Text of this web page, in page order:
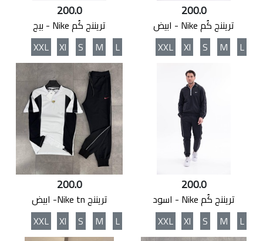
200.0
تريننج كُم Nike - ابيض
L
M
S
Xl
XXL
200.0
تريننج كُم Nike - بيج
L
M
S
Xl
XXL
200.0
تريننج كُم Nike - اسود
L
M
S
Xl
XXL
200.0
تريننج Nike tn- ابيض
L
M
S
Xl
XXL